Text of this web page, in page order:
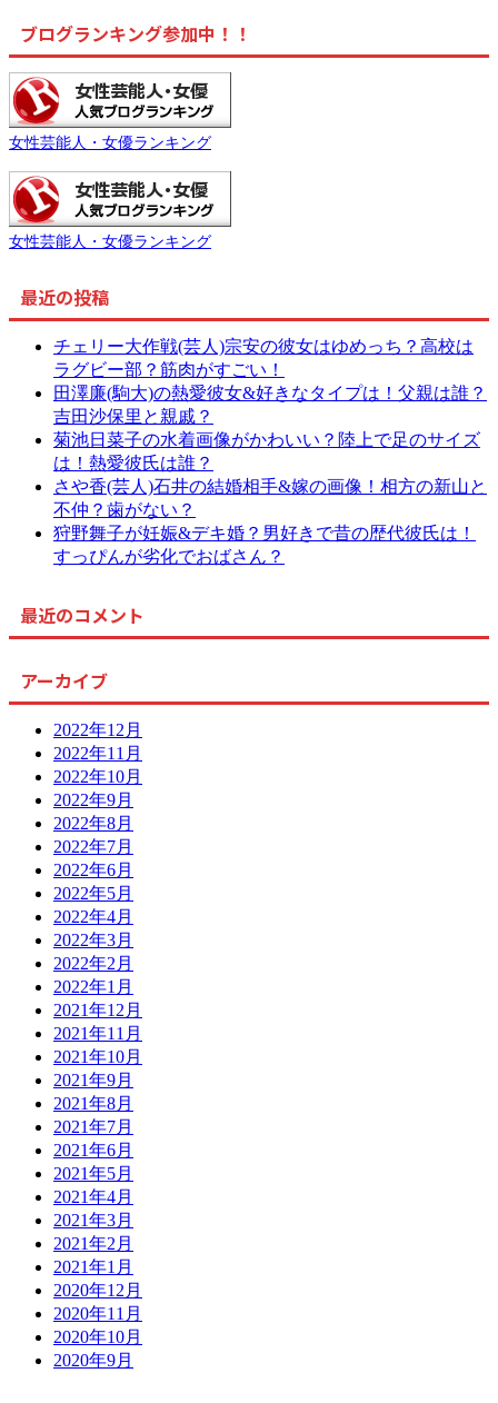
ブログランキング参加中！！
女性芸能人・女優ランキング
女性芸能人・女優ランキング
最近の投稿
チェリー大作戦(芸人)宗安の彼女はゆめっち？高校は
ラグビー部？筋肉がすごい！
田澤廉(駒大)の熱愛彼女&好きなタイプは！父親は誰？
吉田沙保里と親戚？
菊池日菜子の水着画像がかわいい？陸上で足のサイズ
は！熱愛彼氏は誰？
さや香(芸人)石井の結婚相手&嫁の画像！相方の新山と
不仲？歯がない？
狩野舞子が妊娠&デキ婚？男好きで昔の歴代彼氏は！
すっぴんが劣化でおばさん？
最近のコメント
アーカイブ
2022年12月
2022年11月
2022年10月
2022年9月
2022年8月
2022年7月
2022年6月
2022年5月
2022年4月
2022年3月
2022年2月
2022年1月
2021年12月
2021年11月
2021年10月
2021年9月
2021年8月
2021年7月
2021年6月
2021年5月
2021年4月
2021年3月
2021年2月
2021年1月
2020年12月
2020年11月
2020年10月
2020年9月